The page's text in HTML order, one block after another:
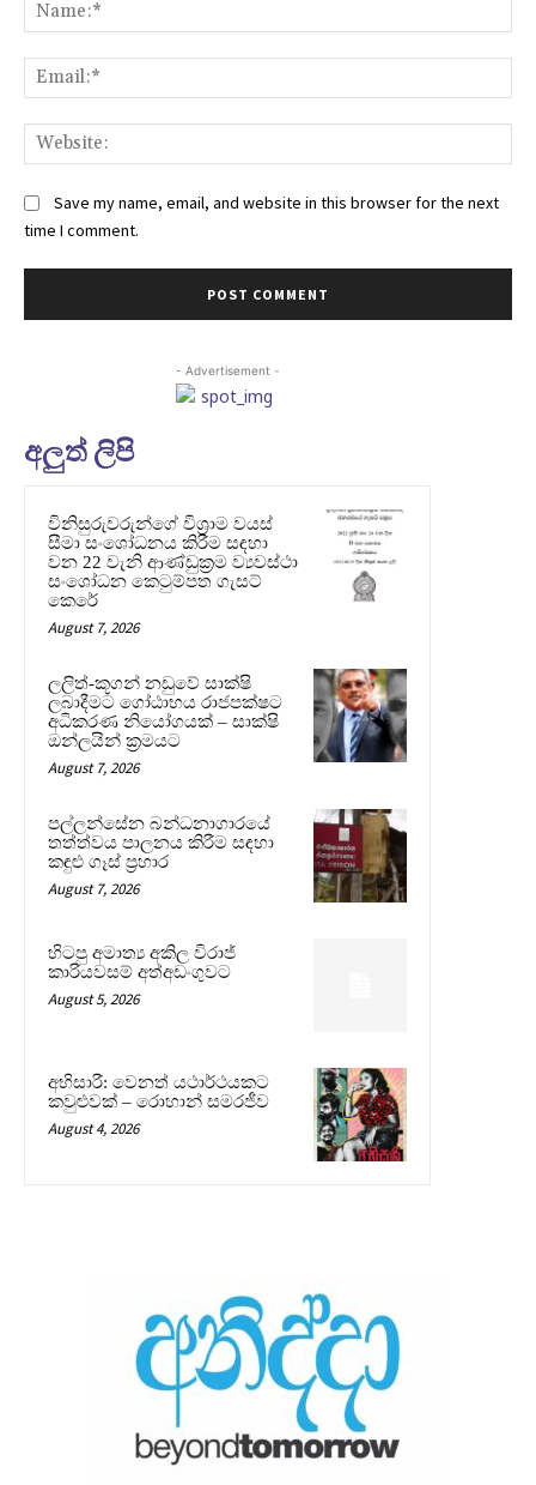
Save my name, email, and website in this browser for the next
time I comment.
- Advertisement -
අලුත් ලිපි
විනිසුරුවරුන්ගේ විශ්‍රාම වයස්
සීමා සංශෝධනය කිරීම සඳහා
වන 22 වැනි ආණ්ඩුක්‍රම ව්‍යවස්ථා
සංශෝධන කෙටුම්පත ගැසට්
කෙරේ
August 7, 2026
ලලිත්-කූගන් නඩුවේ සාක්ෂි
ලබාදීමට ගෝඨාභය රාජපක්ෂට
අධිකරණ නියෝගයක් – සාක්ෂි
ඔන්ලයින් ක්‍රමයට
August 7, 2026
පල්ලන්සේන බන්ධනාගාරයේ
තත්ත්වය පාලනය කිරීම සඳහා
කඳුළු ගෑස් ප්‍රහාර
August 7, 2026
හිටපු අමාත්‍ය අකිල විරාජ්
කාරියවසම් අත්අඩංගුවට
August 5, 2026
අභිසාරී: වෙනත් යථාර්ථයකට
කවුළුවක් – රොහාන් සමරජීව
August 4, 2026